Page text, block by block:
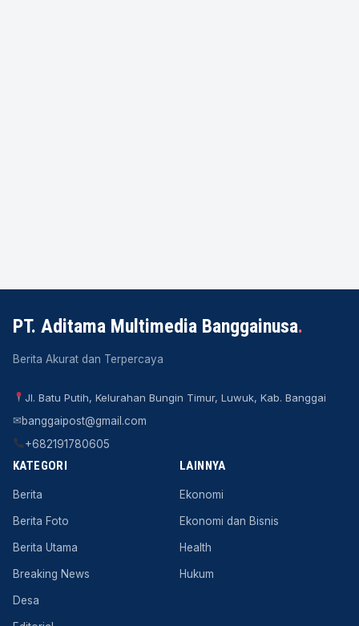
PT. Aditama Multimedia Banggainusa.
Berita Akurat dan Terpercaya
Jl. Batu Putih, Kelurahan Bungin Timur, Luwuk, Kab. Banggai
✉banggaipost@gmail.com
+682191780605
KATEGORI
Berita
Berita Foto
Berita Utama
Breaking News
Desa
LAINNYA
Ekonomi
Ekonomi dan Bisnis
Health
Hukum